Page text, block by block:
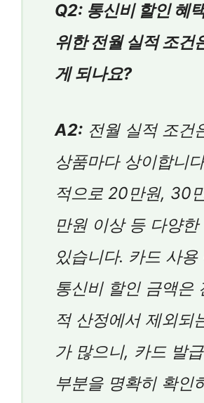
Q2: 통신비 할인 혜
위한 전월 실적 조건
게 되나요?
A2: 전월 실적 조건
상품마다 상이합니
적으로 20만원, 30
만원 이상 등 다양한
있습니다. 카드 사용
통신비 할인 금액은
적 산정에서 제외되
가 많으니, 카드 발
부분을 명확히 확인